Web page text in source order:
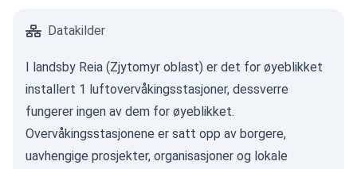
Datakilder
I landsby Reia (Zjytomyr oblast) er det for øyeblikket
installert 1 luftovervåkingsstasjoner, dessverre
fungerer ingen av dem for øyeblikket.
Overvåkingsstasjonene er satt opp av borgere,
uavhengige prosjekter, organisasjoner og lokale